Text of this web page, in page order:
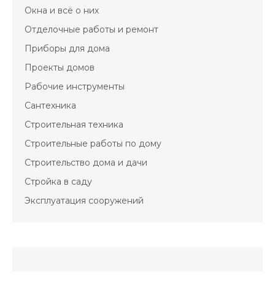
Окна и всё о них
Отделочные работы и ремонт
Приборы для дома
Проекты домов
Рабочие инструменты
Сантехника
Строительная техника
Строительные работы по дому
Строительство дома и дачи
Стройка в саду
Эксплуатация сооружений